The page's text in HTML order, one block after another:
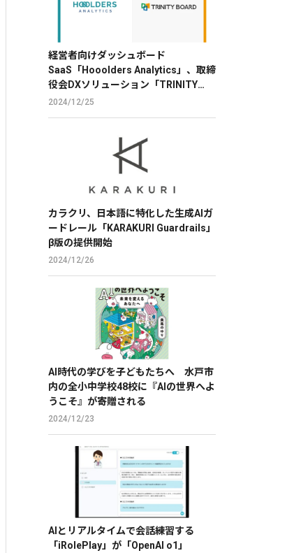
経営者向けダッシュボード
SaaS「Hooolders Analytics」、取締
役会DXソリューション「TRINITY
BOARD」に株価分析機能を提供
2024/12/25
カラクリ、日本語に特化した生成AIガ
ードレール「KARAKURI Guardrails」
β版の提供開始
2024/12/26
AI時代の学びを子どもたちへ 水戸市
内の全小中学校48校に『AIの世界へよ
うこそ』が寄贈される
2024/12/23
AIとリアルタイムで会話練習する
「iRolePlay」が「OpenAI o1」